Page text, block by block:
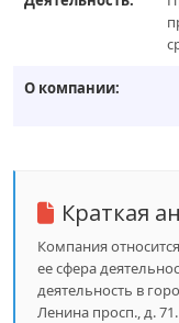
О компании:
Краткая
Компания
ее сфера
деятельность в
Ленина просп., д.